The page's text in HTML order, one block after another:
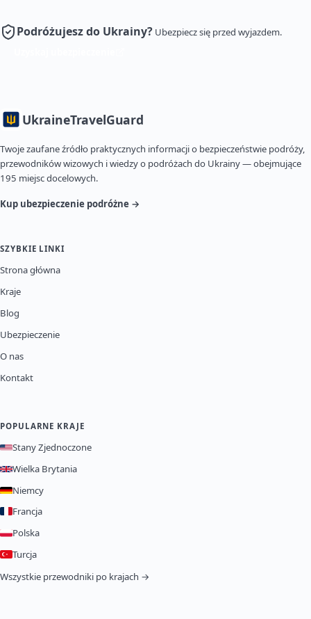
Podróżujesz do Ukrainy? Ubezpiecz się przed wyjazdem.
UkraineTravelGuard
Twoje zaufane źródło praktycznych informacji o bezpieczeństwie podróży,
przewodników wizowych i wiedzy o podróżach do Ukrainy — obejmujące
195 miejsc docelowych.
Kup ubezpieczenie podróżne →
SZYBKIE LINKI
Strona główna
Kraje
Blog
Ubezpieczenie
O nas
Kontakt
POPULARNE KRAJE
Stany Zjednoczone
Wielka Brytania
Niemcy
Francja
Polska
Turcja
Wszystkie przewodniki po krajach →